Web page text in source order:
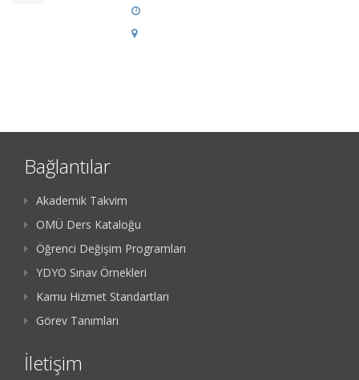
Bağlantılar
Akademik Takvim
OMÜ Ders Kataloğu
Öğrenci Değişim Programları
YDYO Sınav Örnekleri
Kamu Hizmet Standartları
Görev Tanımları
İletişim